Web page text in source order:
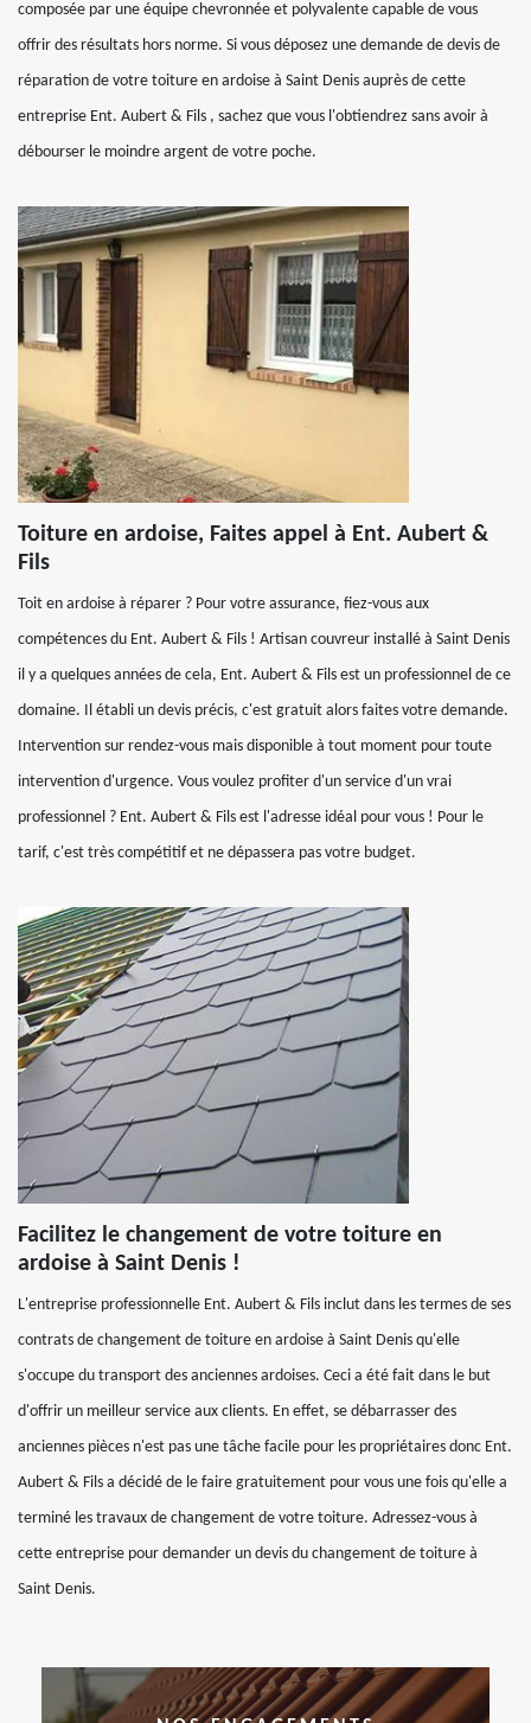
composée par une équipe chevronnée et polyvalente capable de vous
offrir des résultats hors norme. Si vous déposez une demande de devis de
réparation de votre toiture en ardoise à Saint Denis auprès de cette
entreprise Ent. Aubert & Fils , sachez que vous l'obtiendrez sans avoir à
débourser le moindre argent de votre poche.
Toiture en ardoise, Faites appel à Ent. Aubert &
Fils
Toit en ardoise à réparer ? Pour votre assurance, fiez-vous aux
compétences du Ent. Aubert & Fils ! Artisan couvreur installé à Saint Denis
il y a quelques années de cela, Ent. Aubert & Fils est un professionnel de ce
domaine. Il établi un devis précis, c'est gratuit alors faites votre demande.
Intervention sur rendez-vous mais disponible à tout moment pour toute
intervention d'urgence. Vous voulez profiter d'un service d'un vrai
professionnel ? Ent. Aubert & Fils est l'adresse idéal pour vous ! Pour le
tarif, c'est très compétitif et ne dépassera pas votre budget.
Facilitez le changement de votre toiture en
ardoise à Saint Denis !
L'entreprise professionnelle Ent. Aubert & Fils inclut dans les termes de ses
contrats de changement de toiture en ardoise à Saint Denis qu'elle
s'occupe du transport des anciennes ardoises. Ceci a été fait dans le but
d'offrir un meilleur service aux clients. En effet, se débarrasser des
anciennes pièces n'est pas une tâche facile pour les propriétaires donc Ent.
Aubert & Fils a décidé de le faire gratuitement pour vous une fois qu'elle a
terminé les travaux de changement de votre toiture. Adressez-vous à
cette entreprise pour demander un devis du changement de toiture à
Saint Denis.